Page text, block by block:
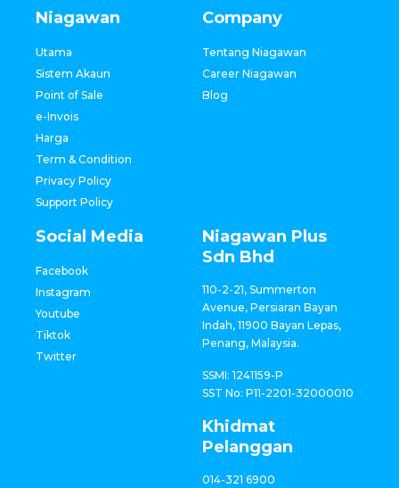
Niagawan
Utama
Sistem Akaun
Point of Sale
e-Invois
Harga
Term & Condition
Privacy Policy
Support Policy
Company
Tentang Niagawan
Career Niagawan
Blog
Social Media
Facebook
Instagram
Youtube
Tiktok
Twitter
Niagawan Plus
Sdn Bhd
110-2-21, Summerton
Avenue, Persiaran Bayan
Indah, 11900 Bayan Lepas,
Penang, Malaysia.
SSMI: 1241159-P
SST No: P11-2201-32000010
Khidmat
Pelanggan
014-321 6900